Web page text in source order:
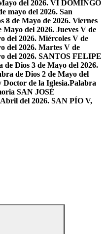
del 2026. VI DOMINGO
mayo del 2026. San
8 de Mayo de 2026. Viernes
Mayo del 2026. Jueves V de
del 2026. Miércoles V de
del 2026. Martes V de
del 2026. SANTOS FELIPE
de Dios 3 de Mayo del 2026.
de Dios 2 de Mayo del
de la Iglesia.Palabra
SAN JOSÉ
del 2026. SAN PÍO V,